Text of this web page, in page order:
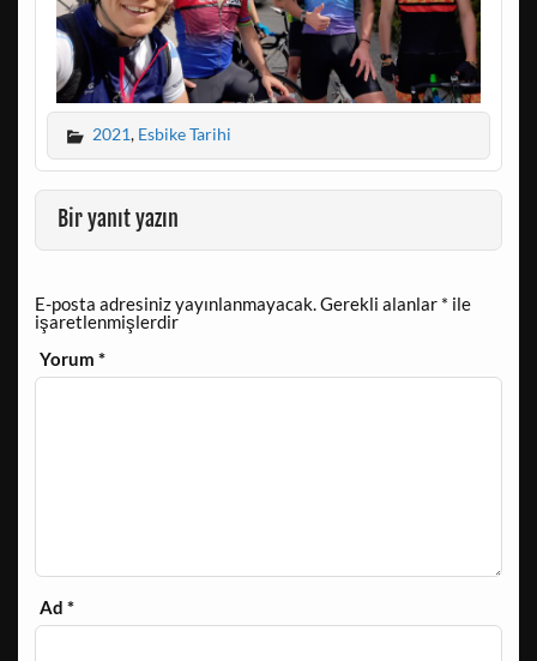
2021, Esbike Tarihi
Bir yanıt yazın
E-posta adresiniz yayınlanmayacak.Gerekli alanlar * ile
işaretlenmişlerdir
Yorum*
Ad*